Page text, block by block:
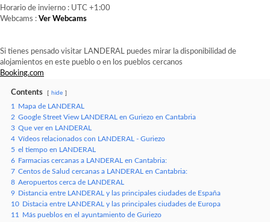
Horario de invierno : UTC +1:00
Webcams : Ver Webcams
Si tienes pensado visitar LANDERAL puedes mirar la disponibilidad de
alojamientos en este pueblo o en los pueblos cercanos
Booking.com
Contents hide
1
Mapa de LANDERAL
2 Google Street View LANDERAL en Guriezo en Cantabria
3 Que ver en LANDERAL
4 Vídeos relacionados con LANDERAL - Guriezo
5 el tiempo en LANDERAL
6
Farmacias cercanas a LANDERAL en Cantabria:
7 Centos de Salud cercanas a LANDERAL en Cantabria:
8 Aeropuertos cerca de LANDERAL
9
Distancia entre LANDERAL y las principales ciudades de España
10
Distacia entre LANDERAL y las principales ciudades de Europa
11
Más pueblos en el ayuntamiento de Guriezo